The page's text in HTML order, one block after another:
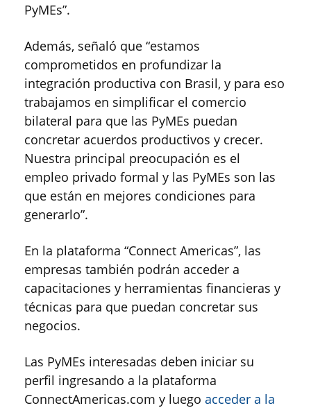
PyMEs”.
Además, señaló que “estamos
comprometidos en profundizar la
integración productiva con Brasil, y para eso
trabajamos en simplificar el comercio
bilateral para que las PyMEs puedan
concretar acuerdos productivos y crecer.
Nuestra principal preocupación es el
empleo privado formal y las PyMEs son las
que están en mejores condiciones para
generarlo”.
En la plataforma “Connect Americas”, las
empresas también podrán acceder a
capacitaciones y herramientas financieras y
técnicas para que puedan concretar sus
negocios.
Las PyMEs interesadas deben iniciar su
perfil ingresando a la plataforma
ConnectAmericas.com y luego acceder a la